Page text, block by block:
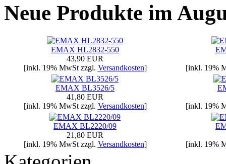
Neue Produkte im
EMAX HL2832-550
43,90 EUR
[inkl. 19% MwSt zzgl. Versandkosten] [inkl. 19%
EMAX BL3526/5
41,80 EUR
[inkl. 19% MwSt zzgl. Versandkosten] [inkl. 19%
EMAX BL2220/09
21,80 EUR
[inkl. 19% MwSt zzgl. Versandkosten] [inkl. 19%